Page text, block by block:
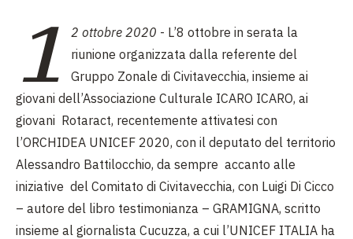
1 2 ottobre 2020 - L’8 ottobre in serata la
riunione organizzata dalla referente del
Gruppo Zonale di Civitavecchia, insieme ai
giovani dell’Associazione Culturale ICARO ICARO, ai
giovani Rotaract, recentemente attivatesi con
l’ORCHIDEA UNICEF 2020, con il deputato del territorio
Alessandro Battilocchio, da sempre accanto alle
iniziative del Comitato di Civitavecchia, con Luigi Di Cicco
– autore del libro testimonianza – GRAMIGNA, scritto
insieme al giornalista Cucuzza, a cui l’UNICEF ITALIA ha